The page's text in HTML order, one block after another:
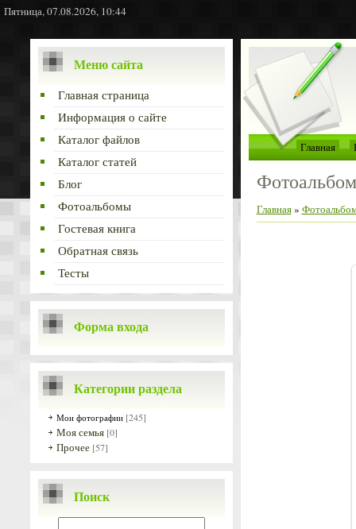
Пятница, 07.08.2026, 10:44
Меню сайта
Главная страница
Информация о сайте
Каталог файлов
Каталог статей
Блог
Фотоальбомы
Гостевая книга
Обратная связь
Тесты
Форма входа
Категории раздела
Мои фотографии [245]
Моя семья [0]
Прочее [57]
Поиск
Главная
Главная»